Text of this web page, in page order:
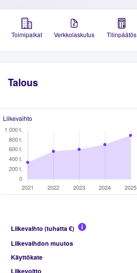
Toimipaikat Verkkolaskutus Tilinpäätös
Talous
Liikevaihto
Liikevaihto (tuhatta €)
Liikevaihdon muutos
Käyttökate
Liikevoitto